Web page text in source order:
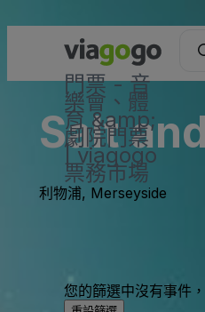
門票 - 音
樂會、體
育 &amp;
劇院門票
| viagogo
票務市場
Salt
利物浦, Merseyside
您的篩選中沒有事件